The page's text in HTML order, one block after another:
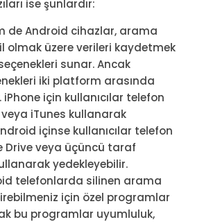
ise şunlardır:
de Android cihazlar, arama
olmak üzere verileri kaydetmek
sunar. Ancak
iki platform arasında
iPhone için kullanıcılar telefon
iTunes kullanarak
içinse kullanıcılar telefon
Drive veya üçüncü taraf
yedekleyebilir.
telefonlarda silinen arama
için özel programlar
bu programlar uyumluluk,